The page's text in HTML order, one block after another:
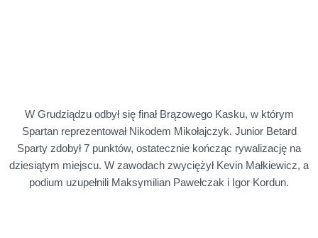
W Grudziądzu odbył się finał Brązowego Kasku, w którym
Spartan reprezentował Nikodem Mikołajczyk. Junior Betard
Sparty zdobył 7 punktów, ostatecznie kończąc rywalizację na
dziesiątym miejscu. W zawodach zwyciężył Kevin Małkiewicz, a
podium uzupełnili Maksymilian Pawełczak i Igor Kordun.